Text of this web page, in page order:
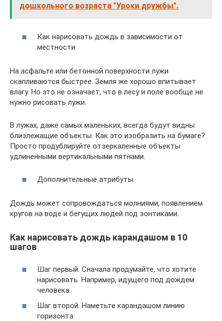
дошкольного возраста "Уроки дружбы".
Как нарисовать дождь в зависимости от
местности.
На асфальте или бетонной поверхности лужи
скапливаются быстрее. Земля же хорошо впитывает
влагу. Но это не означает, что в лесу и поле вообще не
нужно рисовать лужи.
В лужах, даже самых маленьких, всегда будут видны
близлежащие объекты. Как это изобразить на бумаге?
Просто продублируйте отзеркаленные объекты
удлиненными вертикальными пятнами.
Дополнительные атрибуты.
Дождь может сопровождаться молниями, появлением
кругов на воде и бегущих людей под зонтиками.
Как нарисовать дождь карандашом в 10
шагов
Шаг первый. Сначала продумайте, что хотите
нарисовать. Например, идущего под дождем
человека.
Шаг второй. Наметьте карандашом линию
горизонта.